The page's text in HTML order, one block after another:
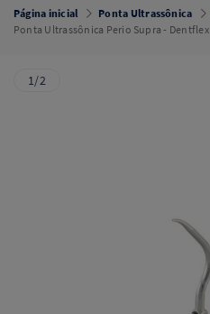
Cremer -
Henry Schein
Página inicial Ponta Ultrassônica
Ponta Ultrassônica Perio Supra - Dentflex
1/2